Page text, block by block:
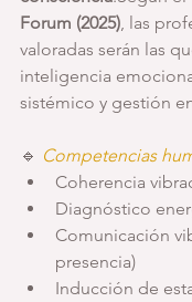
Forum (2025) , las
valoradas serán las
inteligencia
sistémico y gestión
🔹 Competencias
Coherencia
Diagnóstico
Comunicación
presencia)
Inducción de